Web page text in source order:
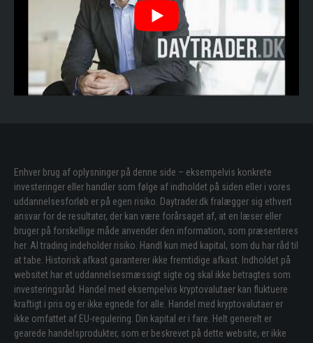
Enhver brug af oplysninger på denne side – eksempelvis konkrete
investeringer eller handler som følge af indholdet på siden eller i vores
uddannelsesforløb er på egen risiko. Daytrader.dk fralægger sig ethvert
ansvar for de resultater, der kan være forårsaget af, at en læser eller
bruger på forskellige måde anvender den information, som præsenteres
her. Al trading indeholder risiko. Handl kun med kapital, som du har råd til
at tabe. Historisk afkast garanterer ikke fremtidige afkast. Indholdet på
websitet har et uddannelsesmæssigt sigte og skal ikke betragtes som
investeringsråd. Handel med eksempelvis kryptovalutaer kan fluktuere
kraftigt i pris og er ikke egnede for alle. Handel med kryptovalutaer er
ikke omfattet af EU-regulering. Din kapital er i fare. Helt generelt er
gearede handelsprodukter, som er beskrevet på dette website, er ikke